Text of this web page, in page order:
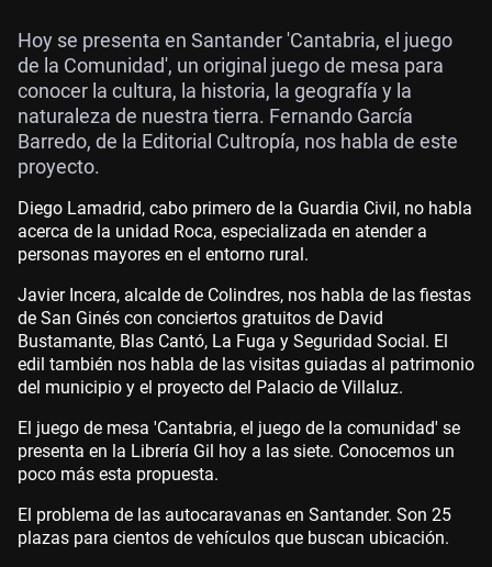
Hoy se presenta en Santander 'Cantabria, el juego
de la Comunidad', un original juego de mesa para
conocer la cultura, la historia, la geografía y la
naturaleza de nuestra tierra. Fernando García
Barredo, de la Editorial Cultropía, nos habla de este
proyecto.
Diego Lamadrid, cabo primero de la Guardia Civil, no habla
acerca de la unidad Roca, especializada en atender a
personas mayores en el entorno rural.
Javier Incera, alcalde de Colindres, nos habla de las fiestas
de San Ginés con conciertos gratuitos de David
Bustamante, Blas Cantó, La Fuga y Seguridad Social. El
edil también nos habla de las visitas guiadas al patrimonio
del municipio y el proyecto del Palacio de Villaluz.
El juego de mesa 'Cantabria, el juego de la comunidad' se
presenta en la Librería Gil hoy a las siete. Conocemos un
poco más esta propuesta.
El problema de las autocaravanas en Santander. Son 25
plazas para cientos de vehículos que buscan ubicación.